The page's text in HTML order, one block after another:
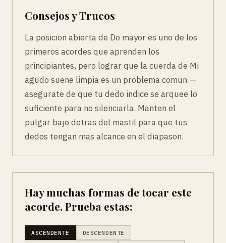
Consejos y Trucos
La posicion abierta de Do mayor es uno de los
primeros acordes que aprenden los
principiantes, pero lograr que la cuerda de Mi
agudo suene limpia es un problema comun —
asegurate de que tu dedo indice se arquee lo
suficiente para no silenciarla. Manten el
pulgar bajo detras del mastil para que tus
dedos tengan mas alcance en el diapason.
Hay muchas formas de tocar este
acorde. Prueba estas:
ASCENDENTE DESCENDENTE